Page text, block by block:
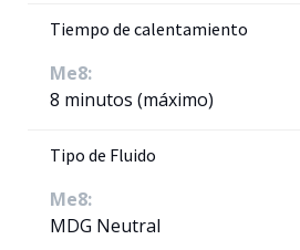
Tiempo de calentamiento
Me8:
8 minutos (máximo)
Tipo de Fluido
Me8:
MDG Neutral